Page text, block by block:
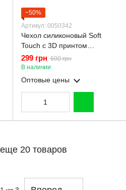
−50%
Артикул: 0050342
Чехол силиконовый Soft
Touch с 3D принтом
волшебной минни маус для
Xiaomi Redmi 15 5G Global
коричневый (Полная защита
299 грн 600 грн
В наличии
Оптовые цены
20 товаров